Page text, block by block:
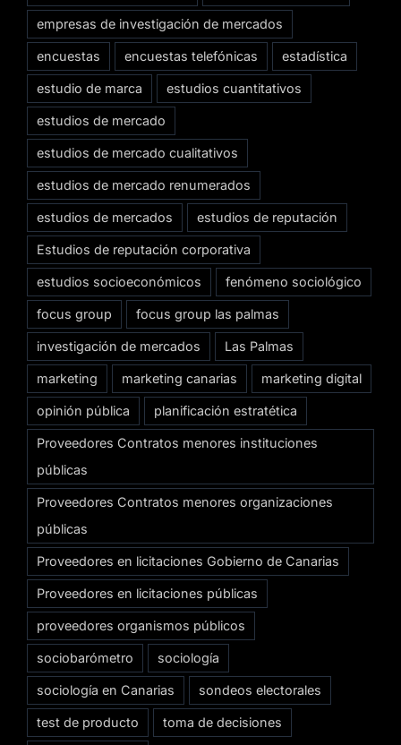
empresas de investigación de mercados
encuestas encuestas telefónicas estadística
estudio de marca estudios cuantitativos
estudios de mercado
estudios de mercado cualitativos
estudios de mercado renumerados
estudios de mercados estudios de reputación
Estudios de reputación corporativa
estudios socioeconómicos fenómeno sociológico
focus group focus group las palmas
investigación de mercados Las Palmas
marketing marketing canarias marketing digital
opinión pública planificación estratética
Proveedores Contratos menores instituciones
públicas
Proveedores Contratos menores organizaciones
públicas
Proveedores en licitaciones Gobierno de Canarias
Proveedores en licitaciones públicas
proveedores organismos públicos
sociobarómetro sociología
sociología en Canarias sondeos electorales
test de producto toma de decisiones